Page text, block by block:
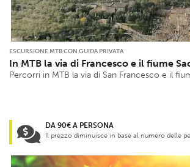
ESCURSIONE MTB CON GUIDA PRIVATA
In MTB la via di Francesco e il fiume
Percorri in MTB la via di San Francesco e il
DA 90€ A PERSONA
Il prezzo diminuisce in base al numero delle